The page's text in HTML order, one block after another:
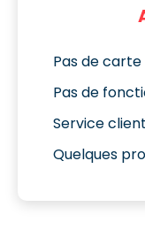
Pas de
Pas de
Service
Quelques